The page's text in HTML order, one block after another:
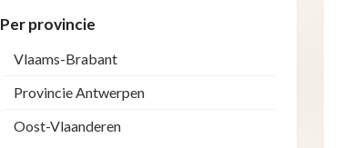
Per provincie
Vlaams-Brabant
Provincie Antwerpen
Oost-Vlaanderen